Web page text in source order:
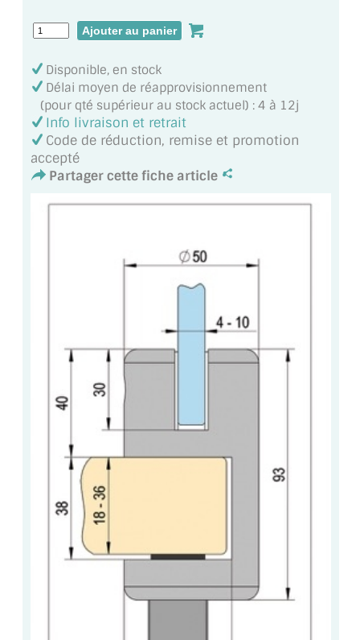
VERRE FEUILLETÉ
VERRE ANTI-REFLET
VERRE LAQUÉ/CRÉDENCE
VERRE FEUILLETÉ/TREMPÉ
PORTE EN VERRE
VERRIÈRE TYPE ATELIER
VERRES TEXTURÉS
PLEXIGLAS PMMA
DOUBLE VITRAGE
ACCESSOIRES & QUINCAILLERIE
CATALOGUE DE PROFILS ET FIXATION DU
LES FIXATIONS POUR MIROIR
LES PROFILS PAROI DE VERRE
Disponible, en stock
Délai moyen de réapprovisionnement
(pour qté supérieur au stock actuel) : 4 à 12j
Info livraison et retrait
Code de réduction, remise et promotion
accepté
Partager cette fiche article